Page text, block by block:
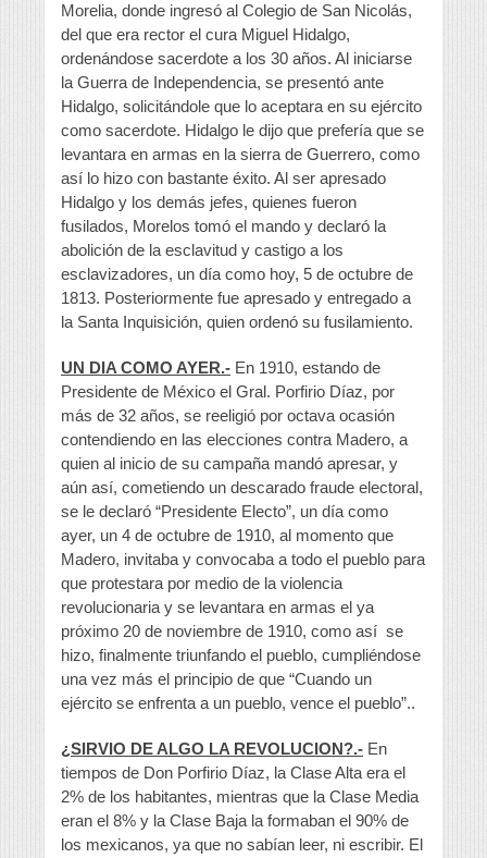
Morelia, donde ingresó al Colegio de San Nicolás,
del que era rector el cura Miguel Hidalgo,
ordenándose sacerdote a los 30 años. Al iniciarse
la Guerra de Independencia, se presentó ante
Hidalgo, solicitándole que lo aceptara en su ejército
como sacerdote. Hidalgo le dijo que prefería que se
levantara en armas en la sierra de Guerrero, como
así lo hizo con bastante éxito. Al ser apresado
Hidalgo y los demás jefes, quienes fueron
fusilados, Morelos tomó el mando y declaró la
abolición de la esclavitud y castigo a los
esclavizadores, un día como hoy, 5 de octubre de
1813. Posteriormente fue apresado y entregado a
la Santa Inquisición, quien ordenó su fusilamiento.
UN DIA COMO AYER.- En 1910, estando de
Presidente de México el Gral. Porfirio Díaz, por
más de 32 años, se reeligió por octava ocasión
contendiendo en las elecciones contra Madero, a
quien al inicio de su campaña mandó apresar, y
aún así, cometiendo un descarado fraude electoral,
se le declaró “Presidente Electo”, un día como
ayer, un 4 de octubre de 1910, al momento que
Madero, invitaba y convocaba a todo el pueblo para
que protestara por medio de la violencia
revolucionaria y se levantara en armas el ya
próximo 20 de noviembre de 1910, como así se
hizo, finalmente triunfando el pueblo, cumpliéndose
una vez más el principio de que “Cuando un
ejército se enfrenta a un pueblo, vence el pueblo”..
¿SIRVIO DE ALGO LA REVOLUCION?.- En
tiempos de Don Porfirio Díaz, la Clase Alta era el
2% de los habitantes, mientras que la Clase Media
eran el 8% y la Clase Baja la formaban el 90% de
los mexicanos, ya que no sabían leer, ni escribir. El